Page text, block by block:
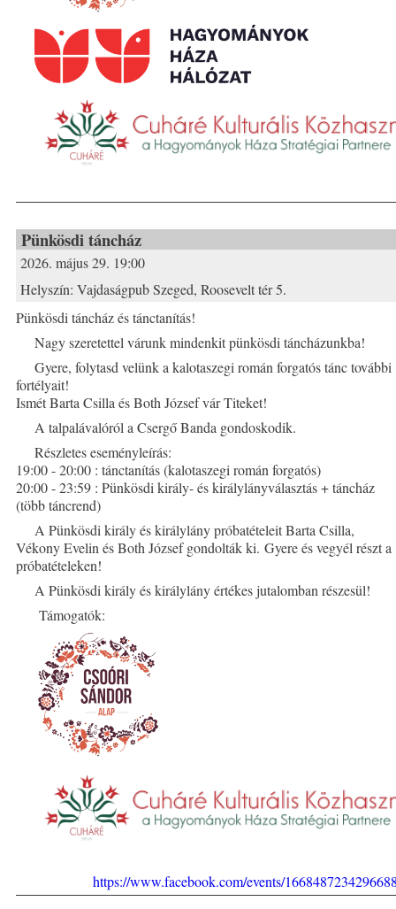
Pünkösdi táncház
2026. május 29. 19:00
Helyszín: Vajdaságpub Szeged, Roosevelt tér 5.
Pünkösdi táncház és tánctanítás!
Nagy szeretettel várunk mindenkit pünkösdi táncházunkba!
Gyere, folytasd velünk a kalotaszegi román forgatós tánc további
fortélyait!
Ismét Barta Csilla és Both József vár Titeket!
A talpalávalóról a Csergő Banda gondoskodik.
Részletes eseményleírás:
19:00 - 20:00 : tánctanítás (kalotaszegi román forgatós)
20:00 - 23:59 : Pünkösdi király- és királylányválasztás + táncház
(több táncrend)
A Pünkösdi király és királylány próbatételeit Barta Csilla,
Vékony Evelin és Both József gondolták ki. Gyere és vegyél részt a
próbatételeken!
A Pünkösdi király és királylány értékes jutalomban részesül!
Támogatók:
https://www.facebook.com/events/